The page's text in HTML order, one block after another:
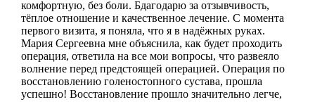
комфортную, без боли. Бдагодарю за отзывчивость,
тёплое отношение и качественное лечение. С момента
первого визита, я поняла, что я в надёжных руках.
Мария Сергеевна мне объяснила, как будет проходить
операция, ответила на все мои вопросы, что развеяло
волнение перед предстоящей операцией. Операция по
восстановлению голеностопного сустава, прошла
успешно! Восстановление прошло значительно легче,